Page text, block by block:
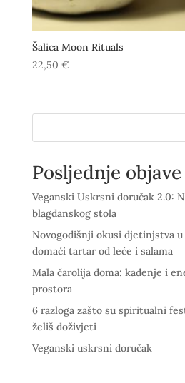
Šalica Moon Rituals
22,50 €
Posljednje objave
Veganski Uskrsni doručak 2.0:
blagdanskog stola
Novogodišnji okusi djetinjstva
domaći tartar od leće i salama
Mala čarolija doma: kađenje i
prostora
6 razloga zašto su spiritualni
želiš doživjeti
Veganski uskrsni doručak